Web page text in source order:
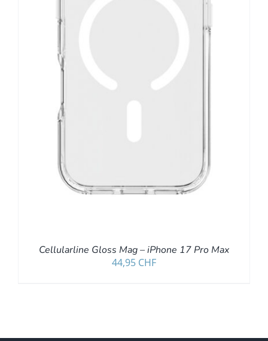
Cellularline Gloss Mag – iPhone 17 Pro Max
44,95 CHF